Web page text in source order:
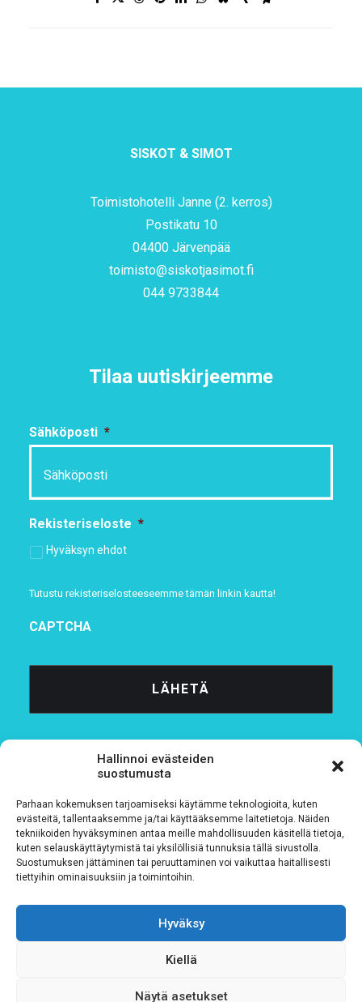
Hallinnoi evästeiden
suostumusta
Parhaan kokemuksen tarjoamiseksi käytämme teknologioita, kuten
evästeitä, tallentaaksemme ja/tai käyttääksemme laitetietoja. Näiden
tekniikoiden hyväksyminen antaa meille mahdollisuuden käsitellä tietoja,
kuten selauskäyttäytymistä tai yksilöllisiä tunnuksia tällä sivustolla.
Suostumuksen jättäminen tai peruuttaminen voi vaikuttaa haitallisesti
tiettyihin ominaisuuksiin ja toimintoihin.
Hyväksy
Kiellä
Näytä asetukset
SISKOT & SIMOT
Toimistohotelli Janne (2. kerros)
Postikatu 10
04400 Järvenpää
toimisto@siskotjasimot.fi
044 9733844
Tilaa uutiskirjeemme
Sähköposti *
Rekisteriseloste *
Hyväksyn ehdot
Tutustu rekisteriselosteeseemmetämän linkin kautta!
CAPTCHA
Tietosuojaseloste
Verkkolaskutustiedot